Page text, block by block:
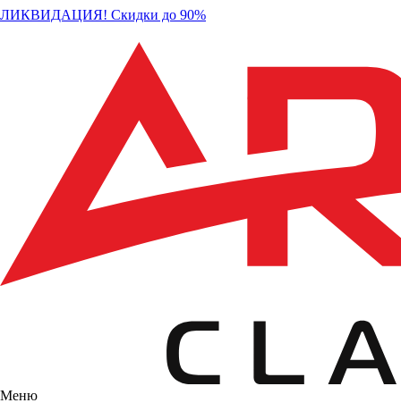
ЛИКВИДАЦИЯ! Скидки до 90%
Меню